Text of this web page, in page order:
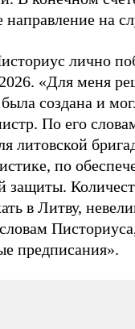
направление на
лично
«Для меня
была создана и
По его
литовской
по
защиты.
в Литву,
предписания».